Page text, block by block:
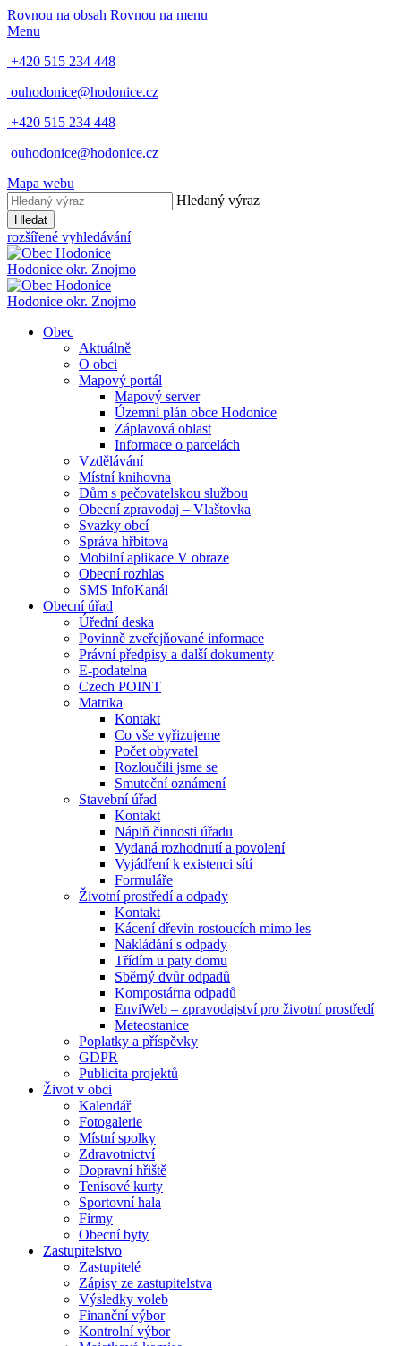
Rovnou na obsah Rovnou na menu
Menu
+420 515 234 448
ouhodonice@hodonice.cz
+420 515 234 448
ouhodonice@hodonice.cz
Mapa webu
Hledaný výraz
Hledat
rozšířené vyhledávání
Hodonice okr. Znojmo
Hodonice okr. Znojmo
Obec
Aktuálně
O obci
Mapový portál
Mapový server
Územní plán obce Hodonice
Záplavová oblast
Informace o parcelách
Vzdělávání
Místní knihovna
Dům s pečovatelskou službou
Obecní zpravodaj – Vlaštovka
Svazky obcí
Správa hřbitova
Mobilní aplikace V obraze
Obecní rozhlas
SMS InfoKanál
Obecní úřad
Úřední deska
Povinně zveřejňované informace
Právní předpisy a další dokumenty
E-podatelna
Czech POINT
Matrika
Kontakt
Co vše vyřizujeme
Počet obyvatel
Rozloučili jsme se
Smuteční oznámení
Stavební úřad
Kontakt
Náplň činnosti úřadu
Vydaná rozhodnutí a povolení
Vyjádření k existenci sítí
Formuláře
Životní prostředí a odpady
Kontakt
Kácení dřevin rostoucích mimo les
Nakládání s odpady
Třídím u paty domu
Sběrný dvůr odpadů
Kompostárna odpadů
EnviWeb – zpravodajství pro životní prostředí
Meteostanice
Poplatky a příspěvky
GDPR
Publicita projektů
Život v obci
Kalendář
Fotogalerie
Místní spolky
Zdravotnictví
Dopravní hřiště
Tenisové kurty
Sportovní hala
Firmy
Obecní byty
Zastupitelstvo
Zastupitelé
Zápisy ze zastupitelstva
Výsledky voleb
Finanční výbor
Kontrolní výbor